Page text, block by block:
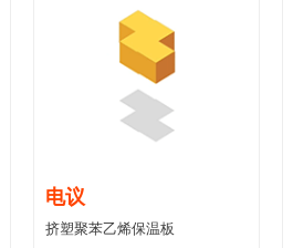
电议
挤塑聚苯乙烯保温板